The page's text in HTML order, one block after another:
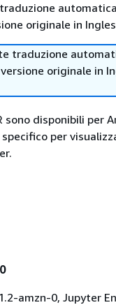
originale in
traduzione
originale in
disponibili per
specifico per
amzn-0, Jupyter